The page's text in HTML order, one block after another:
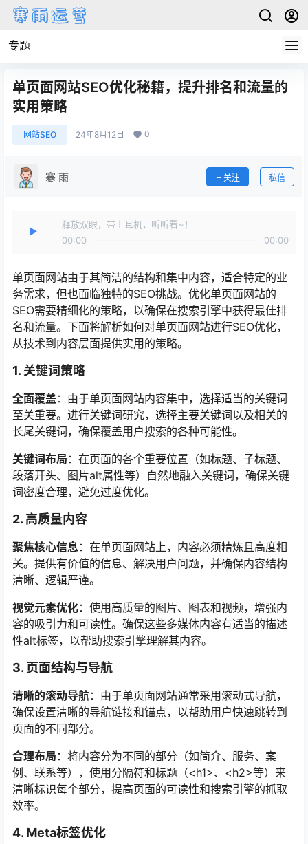
专题
单页面网站SEO优化秘籍，提升排名和流量的
实用策略
网站SEO 24年8月12日 0
寒 雨 关注 私信
释放双眼，带上耳机，听听看~！
00:00
00:00
单页面网站由于其简洁的结构和集中内容，适合特定的业
务需求，但也面临独特的SEO挑战。优化单页面网站的
SEO需要精细化的策略，以确保在搜索引擎中获得最佳排
名和流量。下面将解析如何对单页面网站进行SEO优化，
从技术到内容层面提供实用的策略。
1. 关键词策略
全面覆盖 ：由于单页面网站内容集中，选择适当的关键词
至关重要。进行关键词研究，选择主要关键词以及相关的
长尾关键词，确保覆盖用户搜索的各种可能性。
关键词布局 ：在页面的各个重要位置（如标题、子标题、
段落开头、图片alt属性等）自然地融入关键词，确保关键
词密度合理，避免过度优化。
2. 高质量内容
聚焦核心信息：在单页面网站上，内容必须精炼且高度相
关。提供有价值的信息、解决用户问题，并确保内容结构
清晰、逻辑严谨。
视觉元素优化：使用高质量的图片、图表和视频，增强内
容的吸引力和可读性。确保这些多媒体内容有适当的描述
性alt标签，以帮助搜索引擎理解其内容。
3. 页面结构与导航
清晰的滚动导航：由于单页面网站通常采用滚动式导航，
确保设置清晰的导航链接和锚点，以帮助用户快速跳转到
页面的不同部分。
合理布局 ：将内容分为不同的部分（如简介、服务、案
例、联系等），使用分隔符和标题（<h1>、<h2>等）来
清晰标识每个部分，提高页面的可读性和搜索引擎的抓取
效率。
4. Meta标签优化